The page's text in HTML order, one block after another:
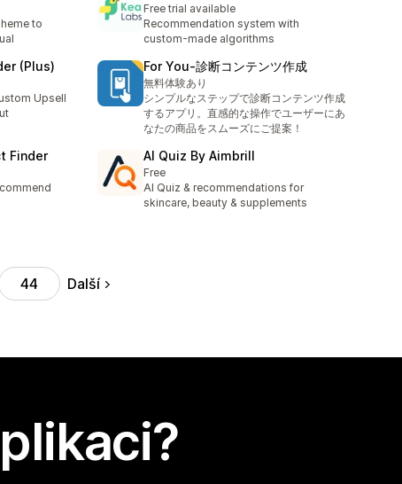
to
Free trial available
Recommendation system with
custom-made algorithms
(Plus)
Upsell
For You‑診断コンテンツ作成
無料体験あり
シンプルなステップで診断コンテンツ作成
するアプリ。直感的な操作でユーザーにあ
なたの商品をスムーズにご提案！
Finder AI Quiz By Aimbrill
Free
AI Quiz & recommendations for
skincare, beauty & supplements
44 Další